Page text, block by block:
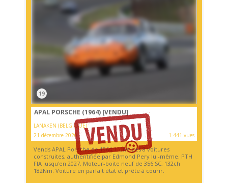
19
APAL PORSCHE (1964) [VENDU]
LANAKEN (BELGIQUE)
21 décembre 2020
1 441 vues
Vends APAL Porsche de 1964. L'une des 8 voitures
construites, authentifiée par Edmond Pery lui-même. PTH
FIA jusqu'en 2027. Moteur-boite neuf de 356 SC, 132ch
182Nm. Voiture en parfait état et prête à courir.